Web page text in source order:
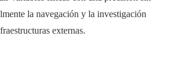
la navegación y la investigación
externas.